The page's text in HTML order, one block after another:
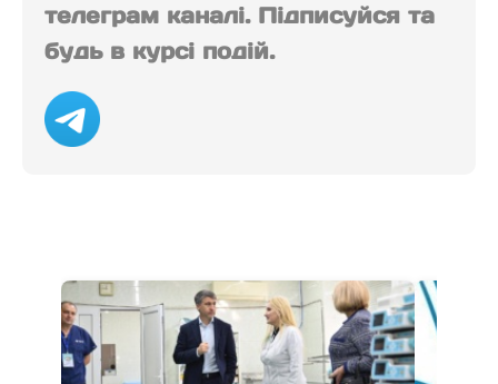
телеграм каналі. Підписуйся та
будь в курсі подій.